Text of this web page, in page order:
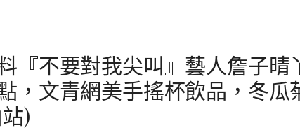
『不要對我尖叫』藝人詹子晴
，文青網美手搖杯飲品，冬瓜
)